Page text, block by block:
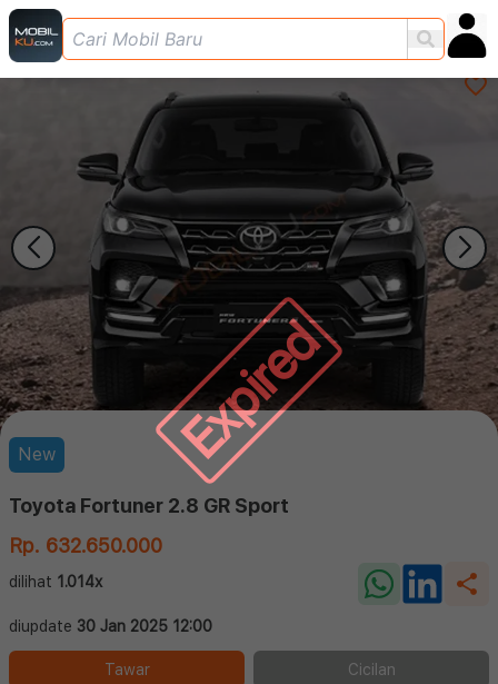
Expired
New
Toyota Fortuner 2.8 GR Sport
Rp. 632.650.000
dilihat 1.014x
diupdate 30 Jan 2025 12:00
Tawar Cicilan